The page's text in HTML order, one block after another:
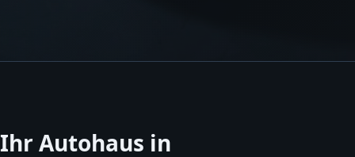
Ihr Autohaus in